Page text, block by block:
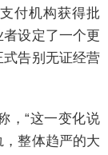
付机构获得批
设定了一个更
告别无证经营
“这一变化说
整体趋严的大